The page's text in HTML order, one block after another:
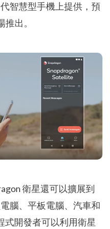
智慧型手機上提供，預
出。
衛星還可以擴展到
腦、平板電腦、汽車和
式開發者可以利用衛星